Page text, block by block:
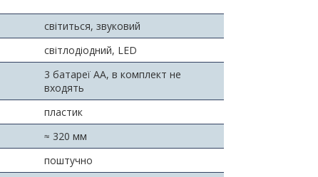
світиться, звуковий
світлодіодний, LED
3 батареї АА, в комплект не
входять
пластик
≈ 320 мм
поштучно